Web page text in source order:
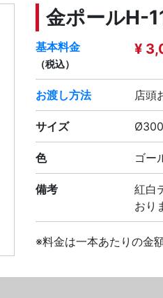
金ポールH-
基本料金
（税込）
¥
お渡し方法 店頭
サイズ
色 ゴー
備考
紅白
おり
※料金は一本あたりの金